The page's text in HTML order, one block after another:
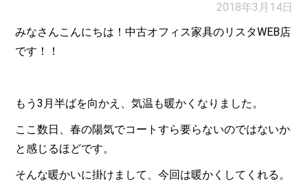
2018年3月14日
みなさんこんにちは！中古オフィス家具のリスタWEB店
です！！
もう3月半ばを向かえ、気温も暖かくなりました。
ここ数日、春の陽気でコートすら要らないのではないか
と感じるほどです。
そんな暖かいに掛けまして、今回は暖かくしてくれる。